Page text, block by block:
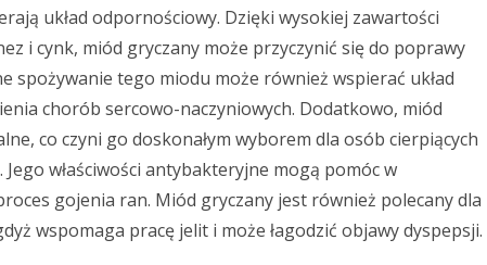
układ odpornościowy. Dzięki wysokiej zawartości
i cynk, miód gryczany może przyczynić się do poprawy
spożywanie tego miodu może również wspierać układ
chorób sercowo-naczyniowych. Dodatkowo, miód
co czyni go doskonałym wyborem dla osób cierpiących
właściwości antybakteryjne mogą pomóc w
gojenia ran. Miód gryczany jest również polecany dla
wspomaga pracę jelit i może łagodzić objawy dyspepsji.